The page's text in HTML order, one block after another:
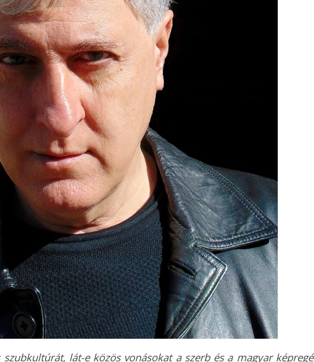
lát-e közös vonásokat a szerb és a magyar